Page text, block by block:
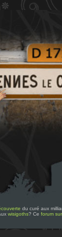
du curé aux
wisigoths? Ce forum